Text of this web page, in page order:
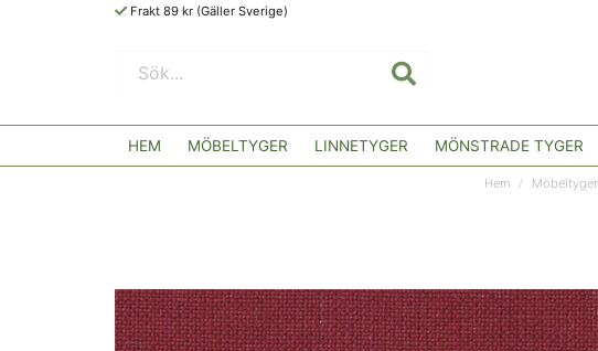
Frakt 89 kr (Gäller Sverige)
HEM MÖBELTYGER LINNETYGER MÖNSTRADE TYGER
Hem Möbeltyger